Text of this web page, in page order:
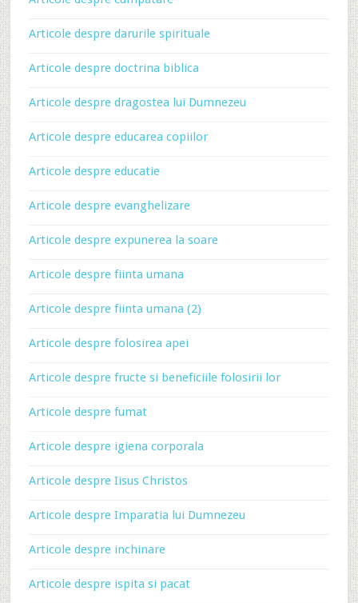
Articole despre darurile spirituale
Articole despre doctrina biblica
Articole despre dragostea lui Dumnezeu
Articole despre educarea copiilor
Articole despre educatie
Articole despre evanghelizare
Articole despre expunerea la soare
Articole despre fiinta umana
Articole despre fiinta umana (2)
Articole despre folosirea apei
Articole despre fructe si beneficiile folosirii lor
Articole despre fumat
Articole despre igiena corporala
Articole despre Iisus Christos
Articole despre Imparatia lui Dumnezeu
Articole despre inchinare
Articole despre ispita si pacat